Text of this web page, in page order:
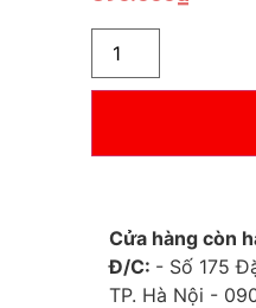
Cửa hàng còn
Đ/C: - Số 175
TP. Hà Nội -